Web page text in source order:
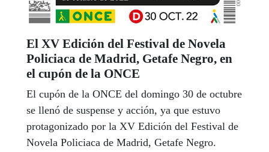
El XV Edición del Festival de Novela
Policiaca de Madrid, Getafe Negro, en
el cupón de la ONCE
El cupón de la ONCE del domingo 30 de octubre
se llenó de suspense y acción, ya que estuvo
protagonizado por la XV Edición del Festival de
Novela Policiaca de Madrid, Getafe Negro.